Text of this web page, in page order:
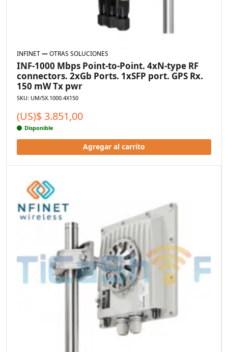
INFINET—OTRAS SOLUCIONES
INF-1000 Mbps Point-to-Point. 4xN-type RF
connectors. 2xGb Ports. 1xSFP port. GPS Rx.
150 mW Tx pwr
SKU: UM/5X.1000.4X150
(US)$ 3.851,00
Disponible
Agregar al carrito